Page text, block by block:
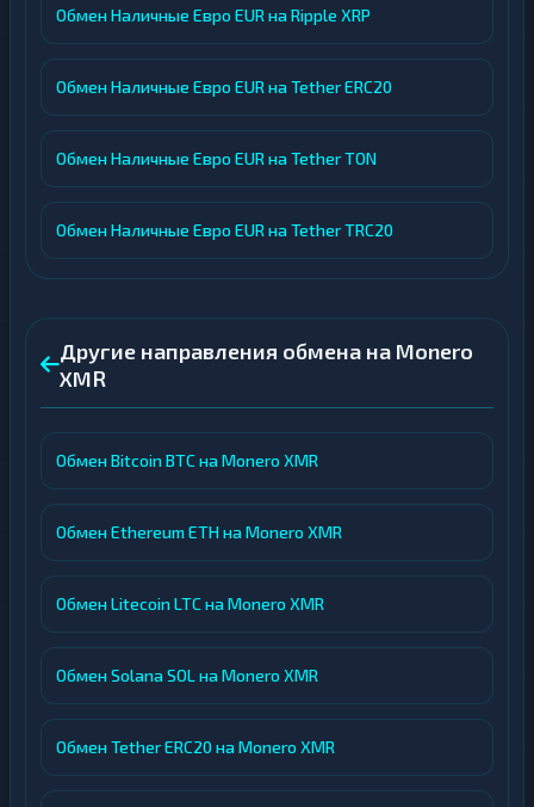
Обмен Наличные Евро EUR на Ripple XRP
Обмен Наличные Евро EUR на Tether ERC20
Обмен Наличные Евро EUR на Tether TON
Обмен Наличные Евро EUR на Tether TRC20
Другие направления обмена на Monero
XMR
Обмен Bitcoin BTC на Monero XMR
Обмен Ethereum ETH на Monero XMR
Обмен Litecoin LTC на Monero XMR
Обмен Solana SOL на Monero XMR
Обмен Tether ERC20 на Monero XMR